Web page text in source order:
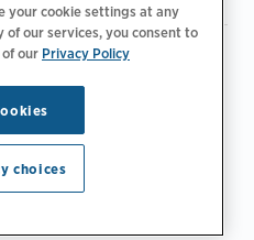
|Juridisk|
Inc. Alle rettigheder
your cookie settings at any
our services, you consent to
our Privacy Policy
choices